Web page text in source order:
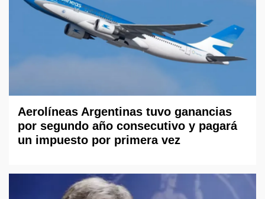
Aerolíneas Argentinas tuvo ganancias
por segundo año consecutivo y pagará
un impuesto por primera vez